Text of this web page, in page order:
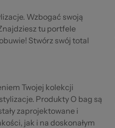
Wzbogać swoją
tu portfele
Stwórz swój total
Twojej kolekcji
Produkty O bag są
zaprojektowane i
jak i na doskonałym